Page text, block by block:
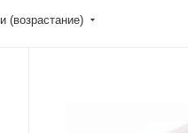
(возрастание)